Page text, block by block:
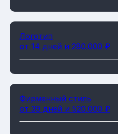
Логотип
от 14 дней и 280.000 ₽
Фирменный стиль
от 39 дней и 520.000 ₽